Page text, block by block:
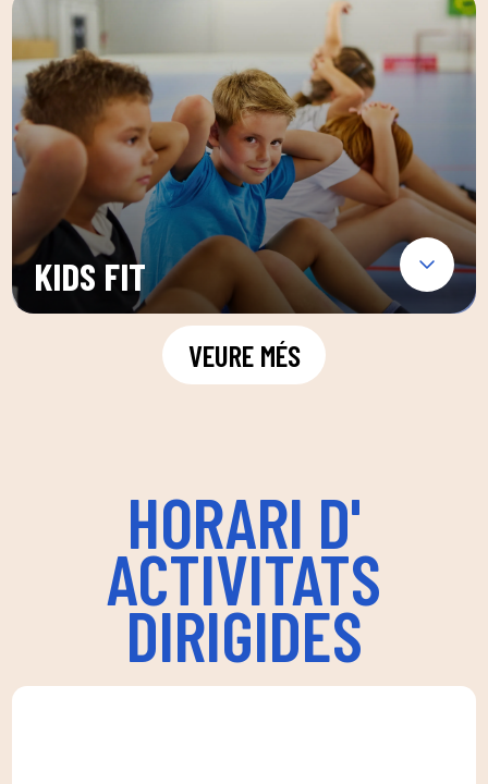
KIDS FIT
VEURE MÉS
HORARI D'
ACTIVITATS
DIRIGIDES